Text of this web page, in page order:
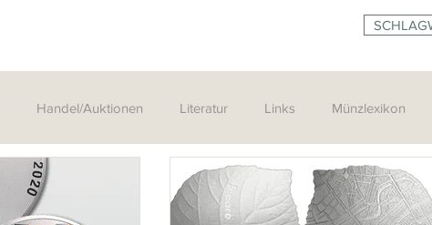
Handel/Auktionen Literatur Links Münzlexikon